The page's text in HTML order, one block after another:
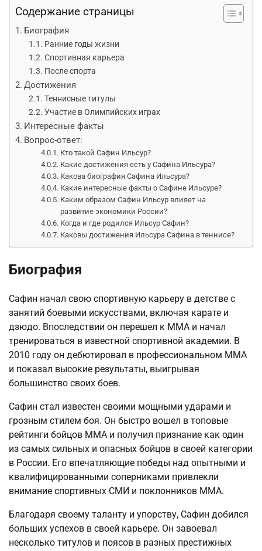
Содержание страницы
Биография
Ранние годы жизни
Спортивная карьера
После спорта
Достижения
Теннисные титулы
Участие в Олимпийских играх
Интересные факты
Вопрос-ответ:
Кто такой Сафин Ильсур?
Какие достижения есть у Сафина Ильсура?
Какова биография Сафина Ильсура?
Какие интересные факты о Сафине Ильсуре?
Каким образом Сафин Ильсур влияет на
развитие экономики России?
Когда и где родился Ильсур Сафин?
Каковы достижения Ильсура Сафина в теннисе?
Биография
Сафин начал свою спортивную карьеру в детстве с
занятий боевыми искусствами, включая карате и
дзюдо. Впоследствии он перешел к ММА и начал
тренироваться в известной спортивной академии. В
2010 году он дебютировал в профессиональном ММА
и показал высокие результаты, выигрывая
большинство своих боев.
Сафин стал известен своими мощными ударами и
грозным стилем боя. Он быстро вошел в топовые
рейтинги бойцов ММА и получил признание как один
из самых сильных и опасных бойцов в своей категории
в России. Его впечатляющие победы над опытными и
квалифицированными соперниками привлекли
внимание спортивных СМИ и поклонников ММА.
Благодаря своему таланту и упорству, Сафин добился
больших успехов в своей карьере. Он завоевал
несколько титулов и поясов в разных престижных